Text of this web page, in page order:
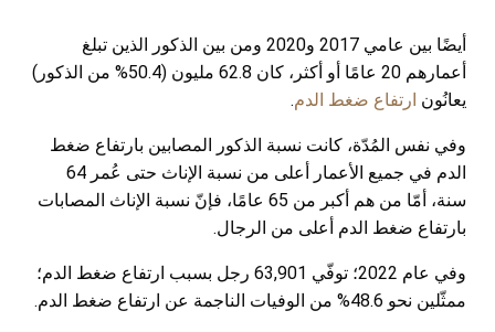
أيضًا بين عامي 2017 و2020 ومن بين الذكور الذين تبلغ
أعمارهم 20 عامًا أو أكثر، كان 62.8 مليون (50.4% من الذكور)
يعانُون ارتفاع ضغط الدم.
وفي نفس المُدّة، كانت نسبة الذكور المصابين بارتفاع ضغط
الدم في جميع الأعمار أعلى من نسبة الإناث حتى عُمر 64
سنة، أمّا من هم أكبر من 65 عامًا، فإنّ نسبة الإناث المصابات
بارتفاع ضغط الدم أعلى من الرجال.
وفي عام 2022؛ توفّي 63,901 رجل بسبب ارتفاع ضغط الدم؛
ممثّلين نحو 48.6% من الوفيات الناجمة عن ارتفاع ضغط الدم.